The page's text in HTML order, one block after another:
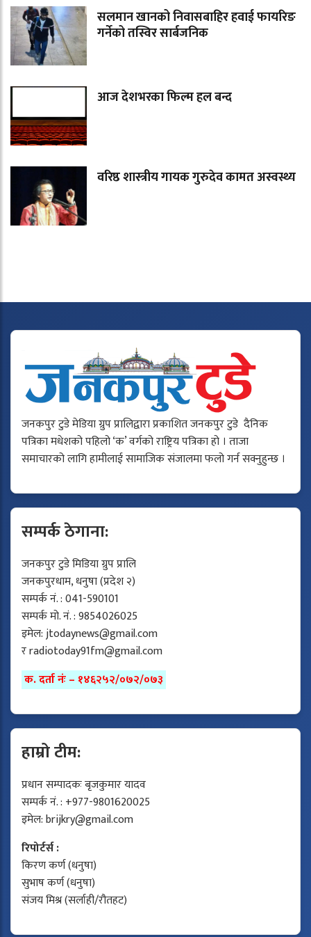
सलमान खानको निवासबाहिर हवाई फायरिङ
गर्नेको तस्विर सार्बजनिक
आज देशभरका फिल्म हल बन्द
वरिष्ठ शास्त्रीय गायक गुरुदेव कामत अस्वस्थ्य
जनकपुर टुडे मेडिया ग्रुप प्रालिद्वारा प्रकाशित जनकपुर टुडे दैनिक
पत्रिका मधेशको पहिलो ‘क’ वर्गको राष्ट्रिय पत्रिका हो । ताजा
समाचारको लागि हामीलाई सामाजिक संजालमा फलो गर्न सक्नुहुन्छ ।
सम्पर्क ठेगाना:
जनकपुर टुडे मिडिया ग्रुप प्रालि
जनकपुरधाम, धनुषा (प्रदेश २)
सम्पर्क नं. : 041-590101
सम्पर्क मो. नं. : 9854026025
इमेल:jtodaynews@gmail.com
रradiotoday91fm@gmail.com
क. दर्ता नंः – १४६२५२/०७२/०७३
हाम्रो टीम:
प्रधान सम्पादकः बृजकुमार यादव
सम्पर्क नं. : +977-9801620025
इमेल:brijkry@gmail.com
रिपोर्टर्स :
किरण कर्ण (धनुषा)
सुभाष कर्ण (धनुषा)
संजय मिश्र (सर्लाही/रौतहट)